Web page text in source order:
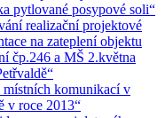
pytlované posypové soli“
realizační projektové
na zateplení objektu
čp.246 a MŠ 2.května
místních komunikací v
v roce 2013“